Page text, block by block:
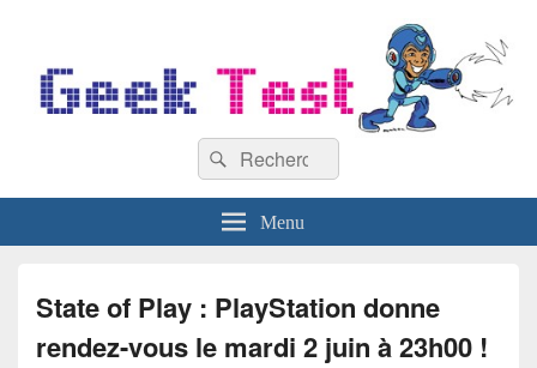
Recherche :
Rechercher
Menu
State of Play : PlayStation donne
rendez-vous le mardi 2 juin à 23h00 !